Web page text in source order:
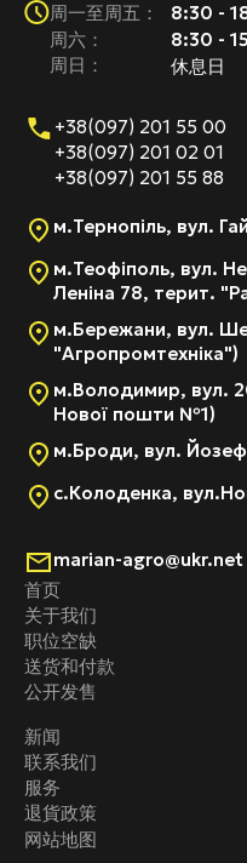
首页
关于我们
职位空缺
送货和付款
公开发售
新闻
联系我们
服务
退貨政策
网站地图
周一至周五：
周六：
周日：
8:30 -
8:30 -
休息日
+38(097) 201 55 00
+38(097) 201 02 01
+38(097) 201 55 88
м.Тернопіль, вул.
м.Теофіполь, вул.
Леніна 78, терит.
м.Бережани, вул.
"Агропромтехніка")
м.Володимир, вул.
Нової пошти №1)
м.Броди, вул.
с.Колоденка,
marian-agro@ukr.net